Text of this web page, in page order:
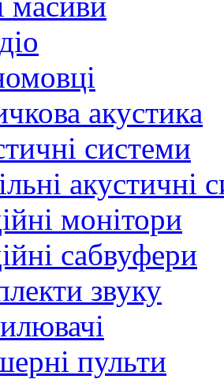
акустика
системи
акустичні
монітори
сабвуфери
звуку
пульти